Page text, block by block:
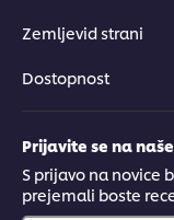
Zemljevid strani
Dostopnost
Prijavite se na
S prijavo na novice
prejemali boste